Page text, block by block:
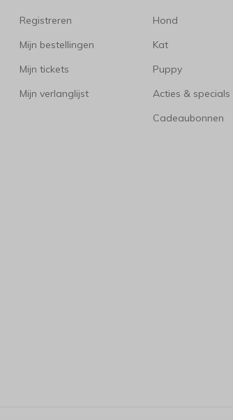
Registreren
Mijn bestellingen
Mijn tickets
Mijn verlanglijst
Hond
Kat
Puppy
Acties & specials
Cadeaubonnen